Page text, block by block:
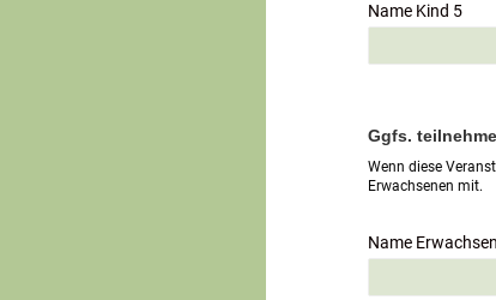
Name Kind 5
Ggfs.
Wenn diese
Erwachsenen mit.
Name